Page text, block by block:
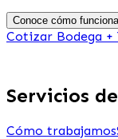
Conoce cómo
Cotizar Bodega +
Servicios
Cómo trabajamos